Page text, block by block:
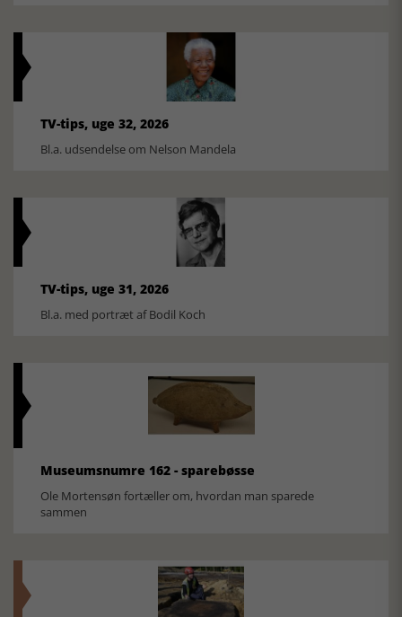
TV-tips, uge 32, 2026
Bl.a. udsendelse om Nelson Mandela
TV-tips, uge 31, 2026
Bl.a. med portræt af Bodil Koch
Museumsnumre 162 - sparebøsse
Ole Mortensøn fortæller om, hvordan man sparede
sammen